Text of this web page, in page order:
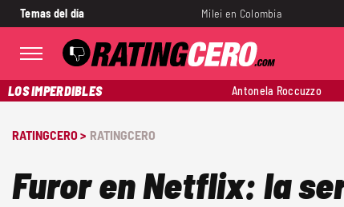
Temas del día Milei en Colombia
LOS IMPERDIBLES Antonela Roccuzzo
RATINGCERO > RATINGCERO
Furor en Netflix: la